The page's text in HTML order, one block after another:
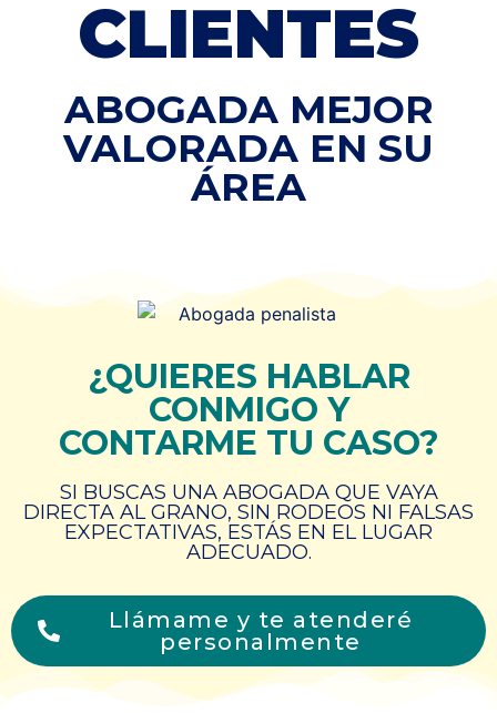
CLIENTES
ABOGADA MEJOR
VALORADA EN SU
ÁREA
¿QUIERES HABLAR
CONMIGO Y
CONTARME TU CASO?
SI BUSCAS UNA ABOGADA QUE VAYA
DIRECTA AL GRANO, SIN RODEOS NI FALSAS
EXPECTATIVAS, ESTÁS EN EL LUGAR
ADECUADO.
Llámame y te atenderé
personalmente